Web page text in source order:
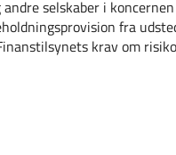
selskaber i
fra
krav om